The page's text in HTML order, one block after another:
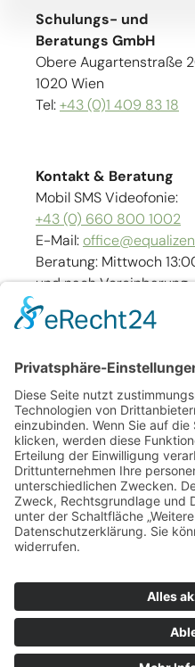
Schulungs- und
Beratungs GmbH
Obere Augartenstraße
1020 Wien
Tel:+43 (0)1 409 83 18
Kontakt & Beratung
Mobil SMS Videofonie:
+43 (0) 660 800 1002
E-Mail:
Beratung: Mittwoch
und nach Vereinbarung
Kontakt
Impressum
Barrierefreiheit
Sitemap
Datenschutz
AGB
© 2025 equalizent |